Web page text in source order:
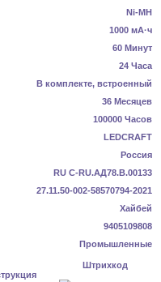
Ni-MH
1000 мА·ч
60 Минут
24 Часа
В комплекте, встроенный
36 Месяцев
100000 Часов
LEDCRAFT
Россия
RU C-RU.АД78.В.00133
27.11.50-002-58570794-2021
Хайбей
9405109808
Промышленные
Штрихкод